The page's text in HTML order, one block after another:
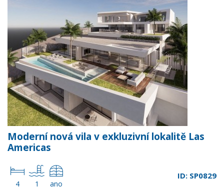
Moderní nová vila v exkluzivní lokalitě Las
Americas
4 1 ano
ID: SP0829